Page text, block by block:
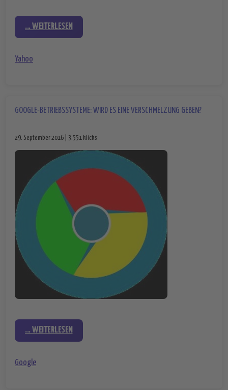
... WEITERLESEN
Yahoo
GOOGLE-BETRIEBSSYSTEME: WIRD ES EINE VERSCHMELZUNG GEBEN?
29. September 2016 | 3.551 klicks
... WEITERLESEN
Google